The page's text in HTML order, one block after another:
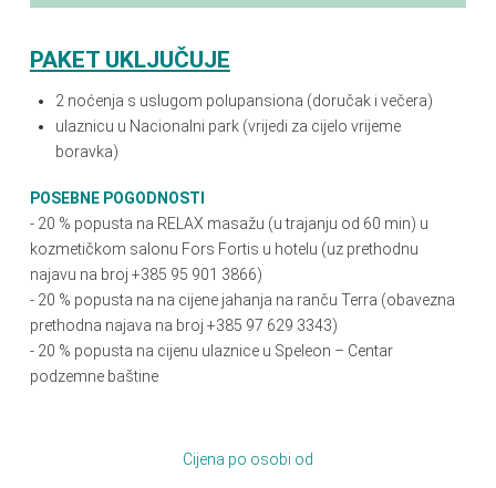
PAKET UKLJUČUJE
2 noćenja s uslugom polupansiona (doručak i večera)
ulaznicu u Nacionalni park (vrijedi za cijelo vrijeme
boravka)
POSEBNE POGODNOSTI
- 20 % popusta na RELAX masažu (u trajanju od 60 min) u
kozmetičkom salonu Fors Fortis u hotelu (uz prethodnu
najavu na broj +385 95 901 3866)
- 20 % popusta na na cijene jahanja na ranču Terra (obavezna
prethodna najava na broj +385 97 629 3343)
- 20 % popusta na cijenu ulaznice u Speleon – Centar
podzemne baštine
Cijena po osobi od